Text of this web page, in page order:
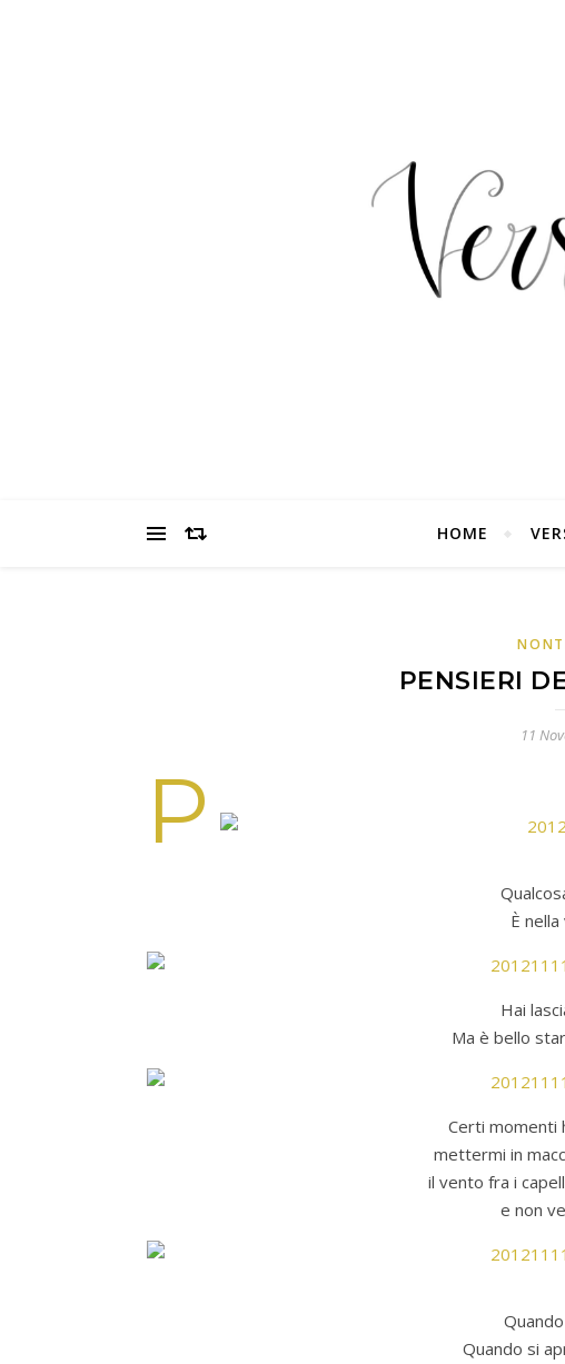
HOME
PENSIERI
11
P
È
Hai
Ma è bello
Certi momenti
mettermi in
il vento fra i
e non
Quando si